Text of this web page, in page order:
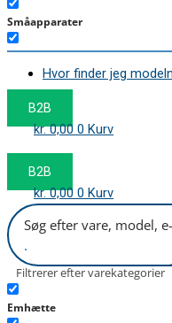
Småapparater
Støvsuger
Tørretumbler
Tilbehør/Plejemidler
Hvor finder jeg
B2B
kr.0,00 0 Kurv
B2B
kr.0,00 0 Kurv
Filtrerer efter varekategorier
Emhætte